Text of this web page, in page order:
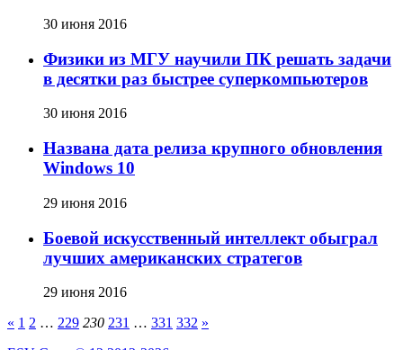
30 июня 2016
Физики из МГУ научили ПК решать задачи
в десятки раз быстрее суперкомпьютеров
30 июня 2016
Названа дата релиза крупного обновления
Windows 10
29 июня 2016
Боевой искусственный интеллект обыграл
лучших американских стратегов
29 июня 2016
« 1 2 … 229 230 231 … 331 332 »